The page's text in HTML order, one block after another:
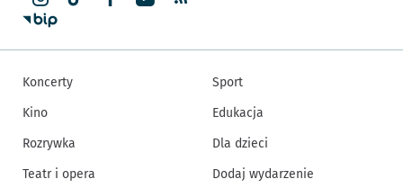
Koncerty
Kino
Rozrywka
Teatr i opera
Sport
Edukacja
Dla dzieci
Dodaj wydarzenie